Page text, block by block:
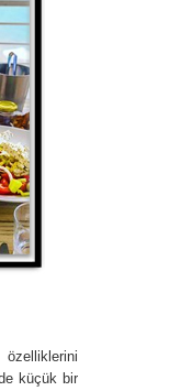
küçük bir